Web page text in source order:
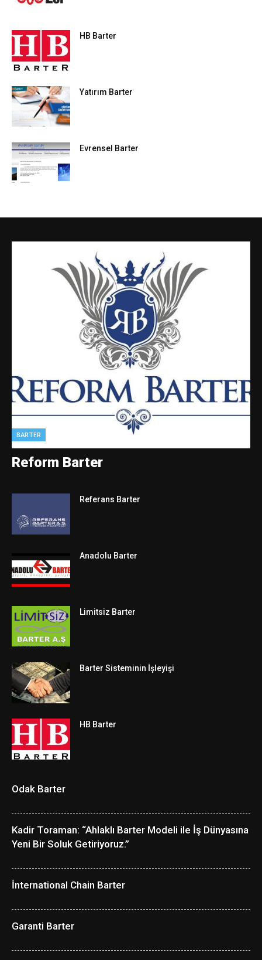
HB Barter
Yatırım Barter
Evrensel Barter
BARTER
Reform Barter
Referans Barter
Anadolu Barter
Limitsiz Barter
Barter Sisteminin İşleyişi
HB Barter
Odak Barter
Kadir Toraman: “Ahlaklı Barter Modeli ile İş Dünyasına
Yeni Bir Soluk Getiriyoruz.”
İnternational Chain Barter
Garanti Barter